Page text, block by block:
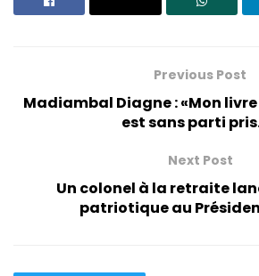
Previous Post
Madiambal Diagne : «Mon
est sans parti
Next Post
Un colonel à la retraite
patriotique au